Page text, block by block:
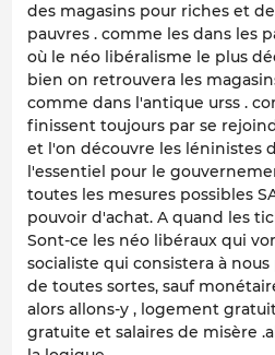
des magasins pour riches et
pauvres . comme les dans les
où le néo libéralisme le plus
bien on retrouvera les
comme dans l'antique urss .
finissent toujours par se
et l'on découvre les léninistes
l'essentiel pour le
toutes les mesures possibles
pouvoir d'achat. A quand les
Sont-ce les néo libéraux qui
socialiste qui consistera à
de toutes sortes, sauf
alors allons-y , logement
gratuite et salaires de misère